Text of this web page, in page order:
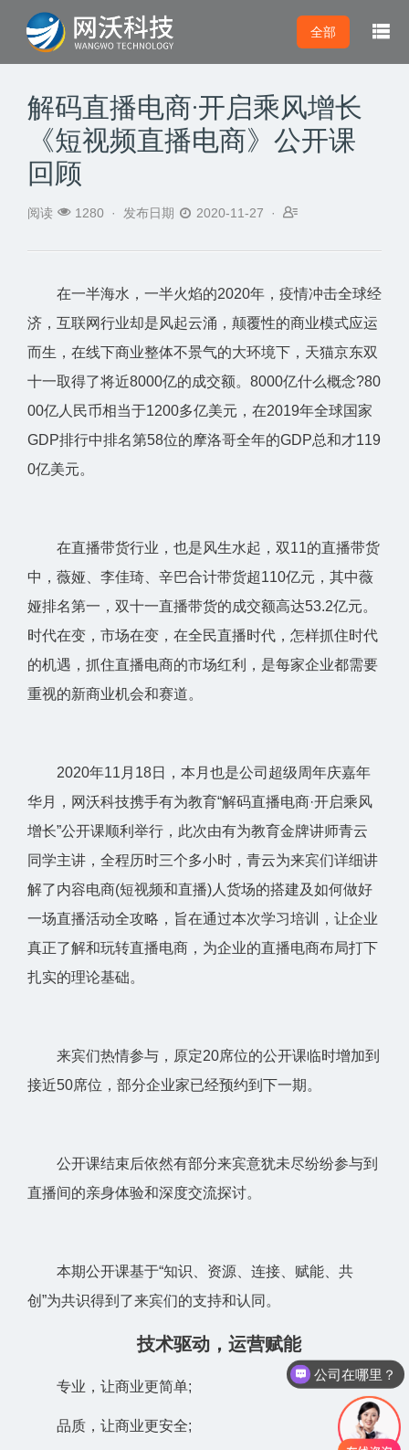

全部
解码直播电商·开启乘风增长
《短视频直播电商》公开课
回顾
阅读  1280 · 发布日期  2020-11-27 · 
在一半海水，一半火焰的2020年，疫情冲击全球经
济，互联网行业却是风起云涌，颠覆性的商业模式应运
而生，在线下商业整体不景气的大环境下，天猫京东双
十一取得了将近8000亿的成交额。8000亿什么概念?80
00亿人民币相当于1200多亿美元，在2019年全球国家
GDP排行中排名第58位的摩洛哥全年的GDP总和才119
0亿美元。
在直播带货行业，也是风生水起，双11的直播带货
中，薇娅、李佳琦、辛巴合计带货超110亿元，其中薇
娅排名第一，双十一直播带货的成交额高达53.2亿元。
时代在变，市场在变，在全民直播时代，怎样抓住时代
的机遇，抓住直播电商的市场红利，是每家企业都需要
重视的新商业机会和赛道。
2020年11月18日，本月也是公司超级周年庆嘉年
华月，网沃科技携手有为教育“解码直播电商·开启乘风
增长”公开课顺利举行，此次由有为教育金牌讲师青云
同学主讲，全程历时三个多小时，青云为来宾们详细讲
解了内容电商(短视频和直播)人货场的搭建及如何做好
一场直播活动全攻略，旨在通过本次学习培训，让企业
真正了解和玩转直播电商，为企业的直播电商布局打下
扎实的理论基础。
来宾们热情参与，原定20席位的公开课临时增加到
接近50席位，部分企业家已经预约到下一期。
公开课结束后依然有部分来宾意犹未尽纷纷参与到
直播间的亲身体验和深度交流探讨。
本期公开课基于“知识、资源、连接、赋能、共
创”为共识得到了来宾们的支持和认同。
技术驱动，运营赋能
专业，让商业更简单;
品质，让商业更安全;
公司在哪里？